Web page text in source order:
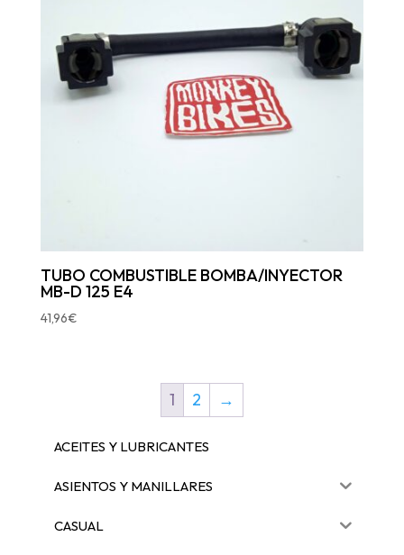
TUBO COMBUSTIBLE BOMBA/INYECTOR
MB-D 125 E4
41,96€
1 2 →
ACEITES Y LUBRICANTES
ASIENTOS Y MANILLARES
CASUAL